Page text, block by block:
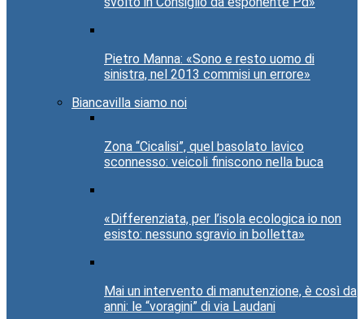
Pietro Manna: «Sono e resto uomo di
sinistra, nel 2013 commisi un errore»
Biancavilla siamo noi
Zona “Cicalisi”, quel basolato lavico
sconnesso: veicoli finiscono nella buca
«Differenziata, per l’isola ecologica io non
esisto: nessuno sgravio in bolletta»
Mai un intervento di manutenzione, è così da
anni: le “voragini” di via Laudani